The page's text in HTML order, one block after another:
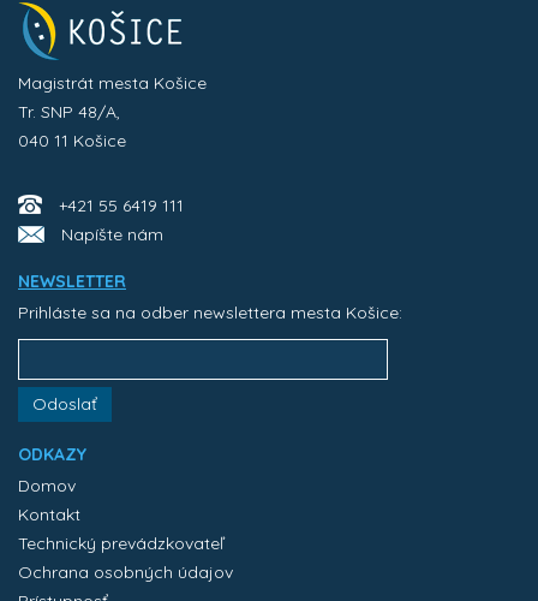
Magistrát mesta Košice
Tr. SNP 48/A,
040 11 Košice
+421 55 6419 111
Napíšte nám
NEWSLETTER
Prihláste sa na odber newslettera mesta Košice:
Odoslať
ODKAZY
Domov
Kontakt
Technický prevádzkovateľ
Ochrana osobných údajov